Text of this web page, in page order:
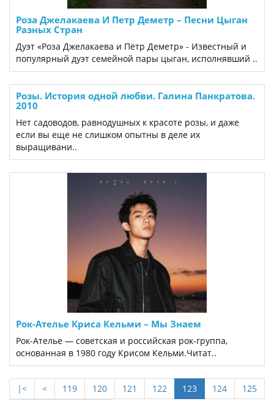
Роза Джелакаева И Петр Деметр ‎– Песни Цыган
Разных Стран
Дуэт «Роза Джелакаева и Пётр Деметр» - Известный и
популярный дуэт семейной пары цыган, исполнявший ..
Розы. История одной любви. Галина Панкратова.
2010
Нет садоводов, равнодушных к красоте розы, и даже
если вы еще не слишком опытны в деле их
выращивани..
Рок-Ателье Криса Кельми ‎– Мы Знаем
Рок-Ателье — советская и российская рок-группа,
основанная в 1980 году Крисом Кельми.Читат..
|< < 119 120 121 122 123 124 125